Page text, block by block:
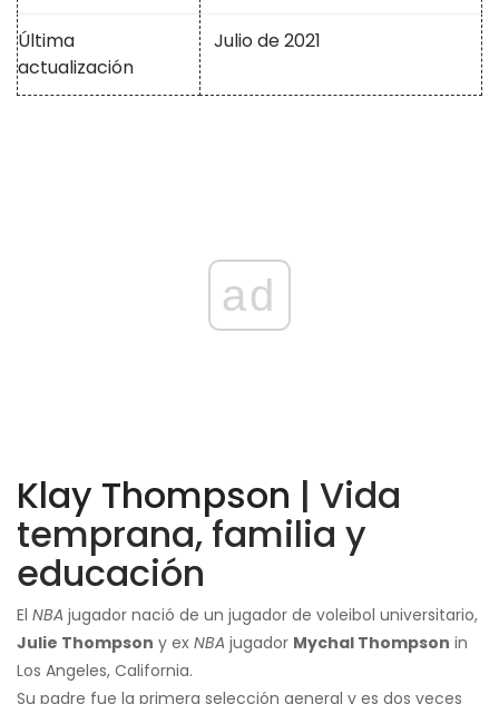
Última
actualización
Julio de 2021
ad
Klay Thompson | Vida
temprana, familia y
educación
El NBA jugador nació de un jugador de voleibol universitario,
Julie Thompson y ex NBA jugador Mychal Thompson in
Los Angeles, California.
Su padre fue la primera selección general y es dos veces